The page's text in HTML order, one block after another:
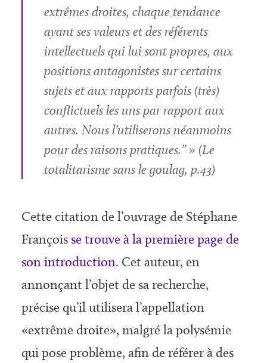
extrêmes droites, chaque tendance
ayant ses valeurs et des référents
intellectuels qui lui sont propres, aux
positions antagonistes sur certains
sujets et aux rapports parfois (très)
conflictuels les uns par rapport aux
autres. Nous l’utiliserons néanmoins
pour des raisons pratiques.” » (Le
totalitarisme sans le goulag, p.43)
Cette citation de l’ouvrage de Stéphane
Françoisse trouve à la première page de
son introduction. Cet auteur, en
annonçant l’objet de sa recherche,
précise qu’il utilisera l’appellation
«extrême droite», malgré la polysémie
qui pose problème, afin de référer à des